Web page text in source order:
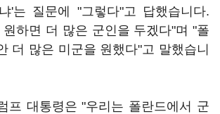
'는 질문에 "그렇다"고 답했습니다.
하면 더 많은 군인을 두겠다"며 "폴
더 많은 미군을 원했다"고 말했습니
프 대통령은 "우리는 폴란드에서 군